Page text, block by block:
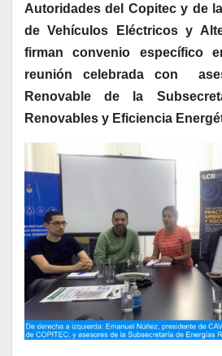
Autoridades del Copitec y de
de Vehículos Eléctricos y
firman convenio específico
reunión celebrada con
Renovable de la
Renovables y Eficiencia